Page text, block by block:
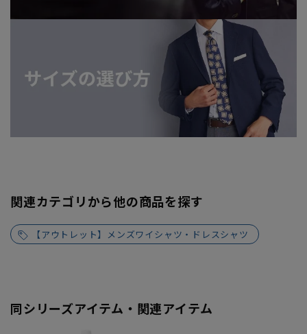
関連カテゴリから他の商品を探す
【アウトレット】メンズワイシャツ・ドレスシャツ
同シリーズアイテム・関連アイテム